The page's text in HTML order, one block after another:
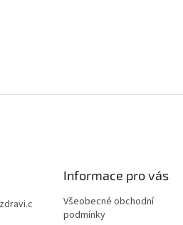
Informace pro vás
Všeobecné obchodní
podmínky